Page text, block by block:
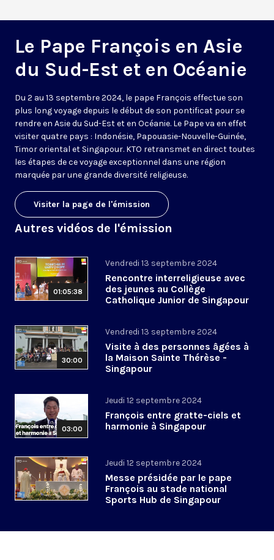
Le Pape François en Asie
du Sud-Est et en Océanie
Du 2 au 13 septembre 2024, le pape François effectue son
plus long voyage depuis le début de son pontificat pour se
rendre en Asie du Sud-Est et en Océanie. Le Pape va en effet
visiter quatre pays : Indonésie, Papouasie-Nouvelle-Guinée,
Timor oriental et Singapour. KTO retransmet en direct toutes
les étapes de ce voyage exceptionnel dans une région
marquée par une grande diversité religieuse.
Visiter la page de l'émission
Autres vidéos de l'émission
01:05:38
Vendredi 13 septembre 2024
Rencontre interreligieuse avec
des jeunes au Collège
Catholique Junior de Singapour
30:00
Vendredi 13 septembre 2024
Visite à des personnes âgées à
la Maison Sainte Thérèse -
Singapour
03:00
Jeudi 12 septembre 2024
François entre gratte-ciels et
harmonie à Singapour
Jeudi 12 septembre 2024
Messe présidée par le pape
François au stade national
Sports Hub de Singapour